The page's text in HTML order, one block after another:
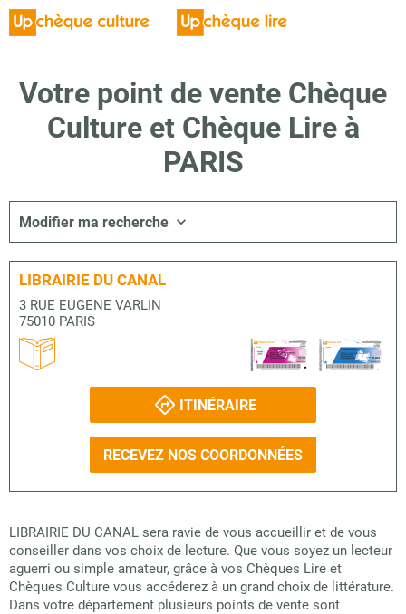
Votre point de vente Chèque
Culture et Chèque Lire à
PARIS
Modifier ma recherche
LIBRAIRIE DU CANAL
3 RUE EUGENE VARLIN
75010 PARIS
ITINÉRAIRE
RECEVEZ NOS COORDONNÉES
LIBRAIRIE DU CANAL sera ravie de vous accueillir et de vous
conseiller dans vos choix de lecture. Que vous soyez un lecteur
aguerri ou simple amateur, grâce à vos Chèques Lire et
Chèques Culture vous accéderez à un grand choix de littérature.
Dans votre département plusieurs points de vente sont